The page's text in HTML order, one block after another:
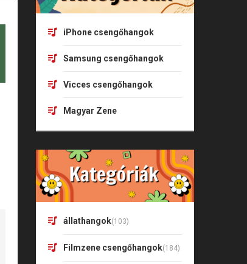
iPhone csengőhangok
Samsung csengőhangok
Vicces csengőhangok
Magyar Zene
állathangok(103)
Filmzene csengőhangok(184)